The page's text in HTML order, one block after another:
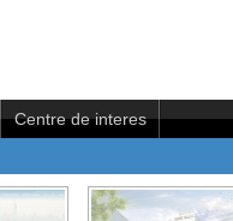
Centre de interes